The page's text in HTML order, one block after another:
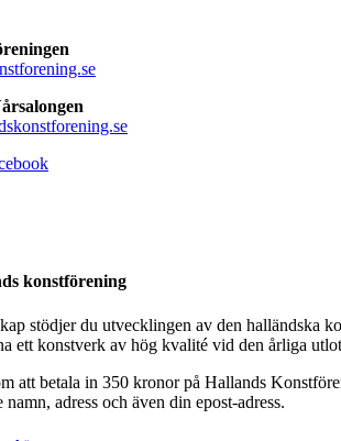
konstförening
stödjer du utvecklingen av den halländska
ett konstverk av hög kvalité vid den årliga
att betala in 350 kronor på Hallands
adress och även din epost-adress.